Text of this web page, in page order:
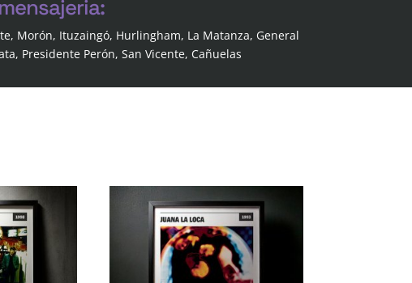
Morón, Ituzaingó, Hurlingham, La Matanza, General
Presidente Perón, San Vicente, Cañuelas